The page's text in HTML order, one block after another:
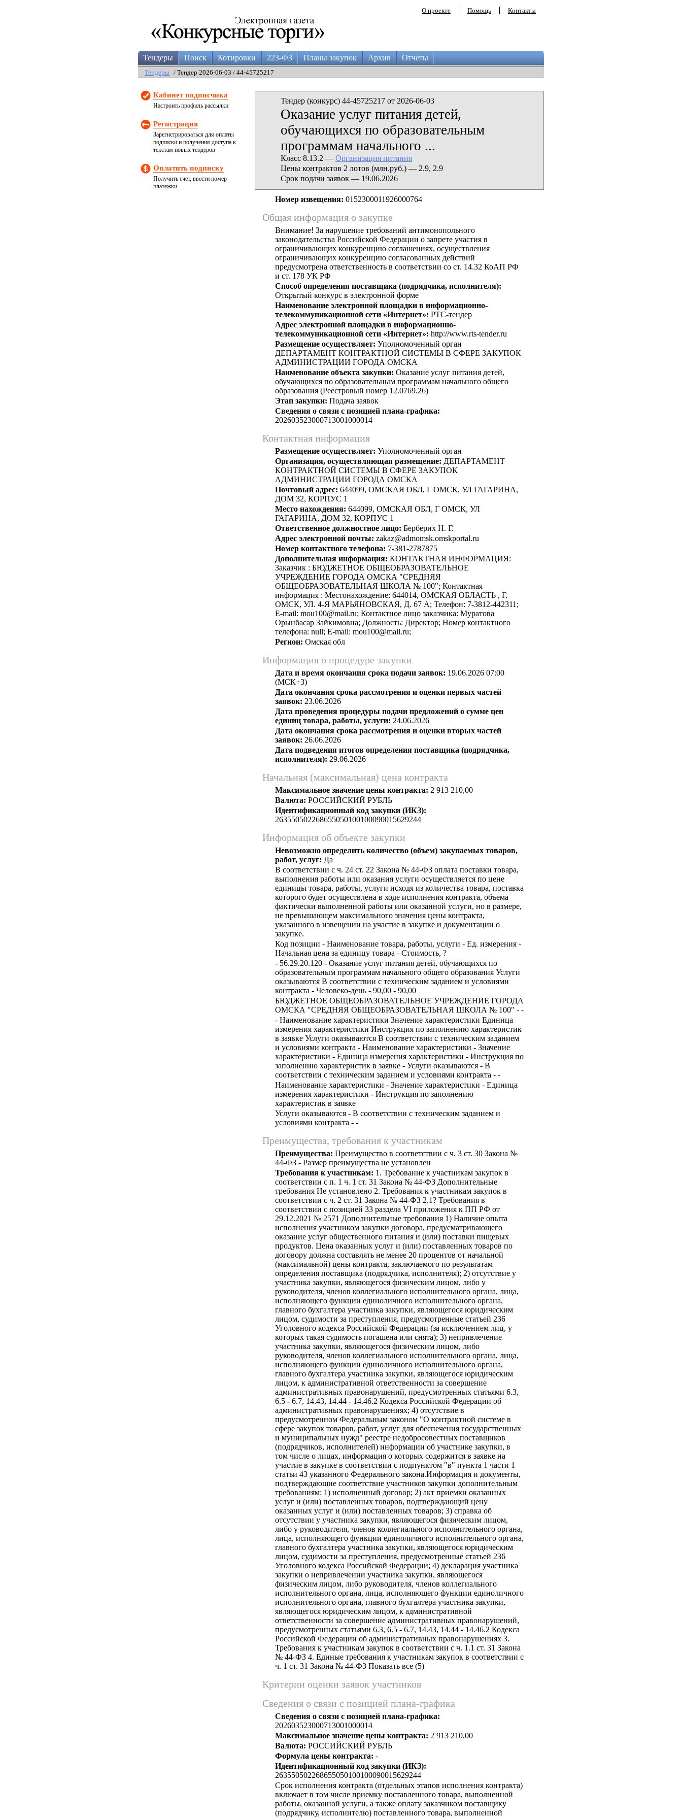
О проекте Помощь Контакты
Тендеры Поиск Котировки 223-ФЗ Планы закупок Архив Отчеты
Тендеры / Тендер 2026-06-03 / 44-45725217
Кабинет подписчика
Настроить профиль рассылки
Регистрация
Зарегистрироваться для оплаты
подписки и получения доступа к
текстам новых тендеров
Оплатить подписку
Получить счет, ввести номер
платежки
Тендер (конкурс) 44-45725217 от 2026-06-03
Оказание услуг питания детей,
обучающихся по образовательным
программам начального ...
Класс 8.13.2 — Организация питания
Цены контрактов 2 лотов (млн.руб.) — 2.9, 2.9
Срок подачи заявок — 19.06.2026
Номер извещения: 0152300011926000764
Общая информация о закупке
Внимание! За нарушение требований антимонопольного
законодательства Российской Федерации о запрете участия в
ограничивающих конкуренцию соглашениях, осуществления
ограничивающих конкуренцию согласованных действий
предусмотрена ответственность в соответствии со ст. 14.32 КоАП РФ
и ст. 178 УК РФ
Способ определения поставщика (подрядчика, исполнителя):
Открытый конкурс в электронной форме
Наименование электронной площадки в информационно-
телекоммуникационной сети «Интернет»: РТС-тендер
Адрес электронной площадки в информационно-
телекоммуникационной сети «Интернет»: http://www.rts-tender.ru
Размещение осуществляет: Уполномоченный орган
ДЕПАРТАМЕНТ КОНТРАКТНОЙ СИСТЕМЫ В СФЕРЕ ЗАКУПОК
АДМИНИСТРАЦИИ ГОРОДА ОМСКА
Наименование объекта закупки: Оказание услуг питания детей,
обучающихся по образовательным программам начального общего
образования (Реестровый номер 12.0769.26)
Этап закупки: Подача заявок
Сведения о связи с позицией плана-графика:
202603523000713001000014
Контактная информация
Размещение осуществляет: Уполномоченный орган
Организация, осуществляющая размещение: ДЕПАРТАМЕНТ
КОНТРАКТНОЙ СИСТЕМЫ В СФЕРЕ ЗАКУПОК
АДМИНИСТРАЦИИ ГОРОДА ОМСКА
Почтовый адрес: 644099, ОМСКАЯ ОБЛ, Г ОМСК, УЛ ГАГАРИНА,
ДОМ 32, КОРПУС 1
Место нахождения: 644099, ОМСКАЯ ОБЛ, Г ОМСК, УЛ
ГАГАРИНА, ДОМ 32, КОРПУС 1
Ответственное должностное лицо: Берберих Н. Г.
Адрес электронной почты: zakaz@admomsk.omskportal.ru
Номер контактного телефона: 7-381-2787875
Дополнительная информация: КОНТАКТНАЯ ИНФОРМАЦИЯ:
Заказчик : БЮДЖЕТНОЕ ОБЩЕОБРАЗОВАТЕЛЬНОЕ
УЧРЕЖДЕНИЕ ГОРОДА ОМСКА "СРЕДНЯЯ
ОБЩЕОБРАЗОВАТЕЛЬНАЯ ШКОЛА № 100"; Контактная
информация : Местонахождение: 644014, ОМСКАЯ ОБЛАСТЬ , Г.
ОМСК, УЛ. 4-Я МАРЬЯНОВСКАЯ, Д. 67 А; Телефон: 7-3812-442311;
E-mail: mou100@mail.ru; Контактное лицо заказчика: Муратова
Орынбасар Зайкимовна; Должность: Директор; Номер контактного
телефона: null; E-mail: mou100@mail.ru;
Регион: Омская обл
Информация о процедуре закупки
Дата и время окончания срока подачи заявок: 19.06.2026 07:00
(МСК+3)
Дата окончания срока рассмотрения и оценки первых частей
заявок: 23.06.2026
Дата проведения процедуры подачи предложений о сумме цен
единиц товара, работы, услуги: 24.06.2026
Дата окончания срока рассмотрения и оценки вторых частей
заявок: 26.06.2026
Дата подведения итогов определения поставщика (подрядчика,
исполнителя): 29.06.2026
Начальная (максимальная) цена контракта
Максимальное значение цены контракта: 2 913 210,00
Валюта: РОССИЙСКИЙ РУБЛЬ
Идентификационный код закупки (ИКЗ):
263550502268655050100100090015629244
Информация об объекте закупки
Невозможно определить количество (объем) закупаемых товаров,
работ, услуг: Да
В соответствии c ч. 24 ст. 22 Закона № 44-ФЗ оплата поставки товара,
выполнения работы или оказания услуги осуществляется по цене
единицы товара, работы, услуги исходя из количества товара, поставка
которого будет осуществлена в ходе исполнения контракта, объема
фактически выполненной работы или оказанной услуги, но в размере,
не превышающем максимального значения цены контракта,
указанного в извещении на участие в закупке и документации о
закупке.
Код позиции - Наименование товара, работы, услуги - Ед. измерения -
Начальная цена за единицу товара - Стоимость, ?
- 56.29.20.120 - Оказание услуг питания детей, обучающихся по
образовательным программам начального общего образования Услуги
оказываются В соответствии с техническим заданием и условиями
контракта - Человеко-день - 90,00 - 90,00
БЮДЖЕТНОЕ ОБЩЕОБРАЗОВАТЕЛЬНОЕ УЧРЕЖДЕНИЕ ГОРОДА
ОМСКА "СРЕДНЯЯ ОБЩЕОБРАЗОВАТЕЛЬНАЯ ШКОЛА № 100" - -
- Наименование характеристики Значение характеристики Единица
измерения характеристики Инструкция по заполнению характеристик
в заявке Услуги оказываются В соответствии с техническим заданием
и условиями контракта - Наименование характеристики - Значение
характеристики - Единица измерения характеристики - Инструкция по
заполнению характеристик в заявке - Услуги оказываются - В
соответствии с техническим заданием и условиями контракта - -
Наименование характеристики - Значение характеристики - Единица
измерения характеристики - Инструкция по заполнению
характеристик в заявке
Услуги оказываются - В соответствии с техническим заданием и
условиями контракта - -
Преимущества, требования к участникам
Преимущества: Преимущество в соответствии с ч. 3 ст. 30 Закона №
44-ФЗ - Размер преимущества не установлен
Требования к участникам: 1. Требование к участникам закупок в
соответствии с п. 1 ч. 1 ст. 31 Закона № 44-ФЗ Дополнительные
требования Не установлено 2. Требования к участникам закупок в
соответствии с ч. 2 ст. 31 Закона № 44-ФЗ 2.1? Требования в
соответствии с позицией 33 раздела VI приложения к ПП РФ от
29.12.2021 № 2571 Дополнительные требования 1) Наличие опыта
исполнения участником закупки договора, предусматривающего
оказание услуг общественного питания и (или) поставки пищевых
продуктов. Цена оказанных услуг и (или) поставленных товаров по
договору должна составлять не менее 20 процентов от начальной
(максимальной) цены контракта, заключаемого по результатам
определения поставщика (подрядчика, исполнителя); 2) отсутствие у
участника закупки, являющегося физическим лицом, либо у
руководителя, членов коллегиального исполнительного органа, лица,
исполняющего функции единоличного исполнительного органа,
главного бухгалтера участника закупки, являющегося юридическим
лицом, судимости за преступления, предусмотренные статьей 236
Уголовного кодекса Российской Федерации (за исключением лиц, у
которых такая судимость погашена или снята); 3) непривлечение
участника закупки, являющегося физическим лицом, либо
руководителя, членов коллегиального исполнительного органа, лица,
исполняющего функции единоличного исполнительного органа,
главного бухгалтера участника закупки, являющегося юридическим
лицом, к административной ответственности за совершение
административных правонарушений, предусмотренных статьями 6.3,
6.5 - 6.7, 14.43, 14.44 - 14.46.2 Кодекса Российской Федерации об
административных правонарушениях; 4) отсутствие в
предусмотренном Федеральным законом "О контрактной системе в
сфере закупок товаров, работ, услуг для обеспечения государственных
и муниципальных нужд" реестре недобросовестных поставщиков
(подрядчиков, исполнителей) информации об участнике закупки, в
том числе о лицах, информация о которых содержится в заявке на
участие в закупке в соответствии с подпунктом "в" пункта 1 части 1
статьи 43 указанного Федерального закона.Информация и документы,
подтверждающие соответствие участников закупки дополнительным
требованиям: 1) исполненный договор; 2) акт приемки оказанных
услуг и (или) поставленных товаров, подтверждающий цену
оказанных услуг и (или) поставленных товаров; 3) справка об
отсутствии у участника закупки, являющегося физическим лицом,
либо у руководителя, членов коллегиального исполнительного органа,
лица, исполняющего функции единоличного исполнительного органа,
главного бухгалтера участника закупки, являющегося юридическим
лицом, судимости за преступления, предусмотренные статьей 236
Уголовного кодекса Российской Федерации; 4) декларация участника
закупки о непривлечении участника закупки, являющегося
физическим лицом, либо руководителя, членов коллегиального
исполнительного органа, лица, исполняющего функции единоличного
исполнительного органа, главного бухгалтера участника закупки,
являющегося юридическим лицом, к административной
ответственности за совершение административных правонарушений,
предусмотренных статьями 6.3, 6.5 - 6.7, 14.43, 14.44 - 14.46.2 Кодекса
Российской Федерации об административных правонарушениях 3.
Требования к участникам закупок в соответствии с ч. 1.1 ст. 31 Закона
№ 44-ФЗ 4. Единые требования к участникам закупок в соответствии с
ч. 1 ст. 31 Закона № 44-ФЗ Показать все (5)
Критерии оценки заявок участников
Сведения о связи с позицией плана-графика
Сведения о связи с позицией плана-графика:
202603523000713001000014
Максимальное значение цены контракта: 2 913 210,00
Валюта: РОССИЙСКИЙ РУБЛЬ
Формула цены контракта: -
Идентификационный код закупки (ИКЗ):
263550502268655050100100090015629244
Срок исполнения контракта (отдельных этапов исполнения контракта)
включает в том числе приемку поставленного товара, выполненной
работы, оказанной услуги, а также оплату заказчиком поставщику
(подрядчику, исполнителю) поставленного товара, выполненной